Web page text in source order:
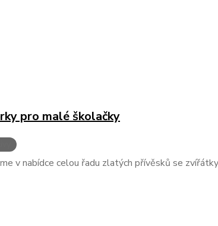
pro malé školačky
v nabídce celou řadu zlatých přívěsků se